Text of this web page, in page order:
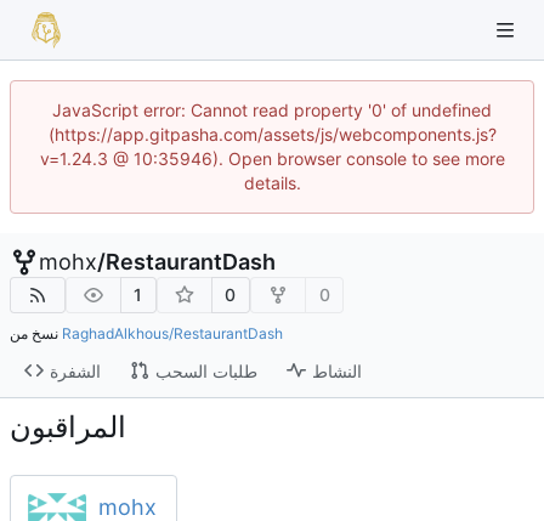
JavaScript error: Cannot read property '0' of undefined
(https://app.gitpasha.com/assets/js/webcomponents.js?
v=1.24.3 @ 10:35946). Open browser console to see more
details.
mohx/RestaurantDash
1 0 0
RaghadAlkhous/RestaurantDash
الشفرة طلبات السحب النشاط
المراقبون
mohx